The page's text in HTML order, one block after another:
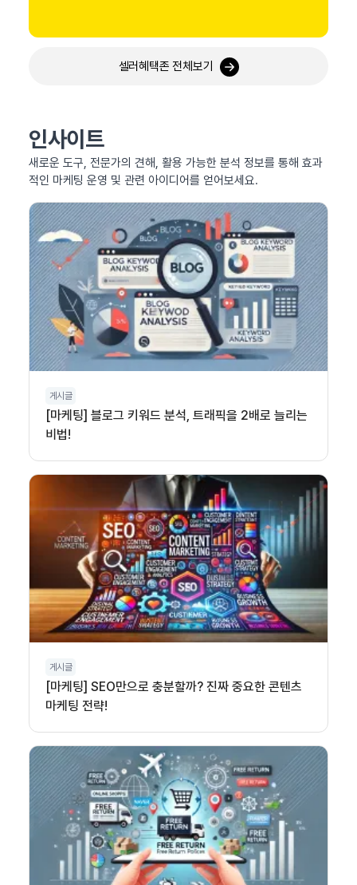
셀러혜택존 전체보기
인사이트
새로운 도구, 전문가의 견해, 활용 가능한 분석 정보를 통해 효과
적인 마케팅 운영 및 관련 아이디어를 얻어보세요.
게시글
[마케팅] 블로그 키워드 분석, 트래픽을 2배로 늘리는
비법!
게시글
[마케팅] SEO만으로 충분할까? 진짜 중요한 콘텐츠
마케팅 전략!